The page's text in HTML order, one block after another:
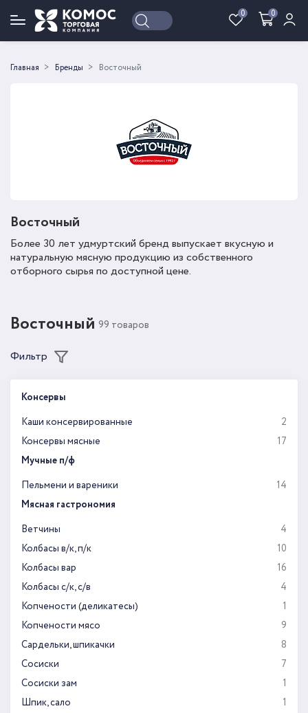
0 0
Войти Регистрация
Главная Бренды Восточный
Восточный
Более 30 лет удмуртский бренд выпускает вкусную и
натуральную мясную продукцию из собственного
отборного сырья по доступной цене.
Восточный 99 товаров
Фильтр
Консервы
Каши консервированные
2
Консервы мясные
17
Мучные п/ф
Пельмени и вареники
14
Мясная гастрономия
Ветчины
4
Колбасы в/к, п/к
10
Колбасы вар
16
Колбасы с/к, с/в
4
Копчености (деликатесы)
1
Копчености мясо
9
Сардельки, шпикачки
8
Сосиски
7
Сосиски зам
1
Шпик, сало
1